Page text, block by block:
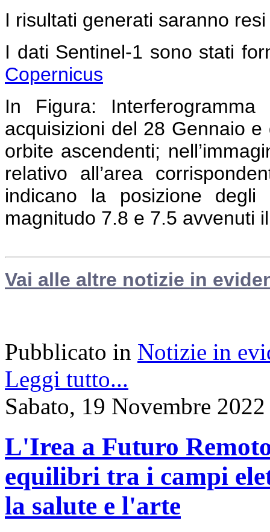
I risultati generati saranno
I dati Sentinel-1 sono stati
Copernicus
In Figura:
acquisizioni del 28 Gennaio
orbite ascendenti;
relativo all’area
indicano la posizione
magnitudo 7.8 e 7.5 avvenuti
Vai alle altre notizie in
Pubblicato in Notizie in
Leggi tutto...
Sabato, 19 Novembre
L'Irea a Futuro
equilibri tra i campi
la salute e l'arte